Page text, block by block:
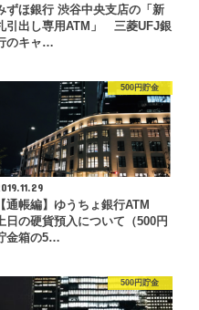
ずほ銀行 渋谷中央支店の「新
引出し専用ATM」 三菱UFJ銀
のキャ…
500円貯金
【通帳編】ゆうちょ銀行ATM
日の硬貨預入について（500円
金箱の5…
500円貯金